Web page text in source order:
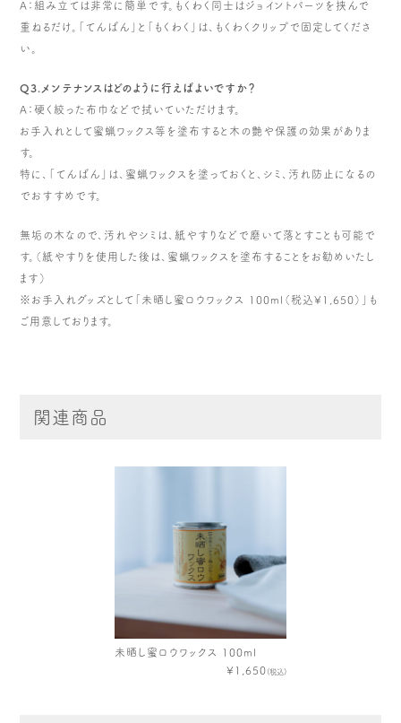
A：組み立ては非常に簡単です。もくわく同士はジョイントパーツを挟んで
重ねるだけ。「てんばん」と「もくわく」は、もくわくクリップで固定してくださ
い。
Q3.メンテナンスはどのように行えばよいですか？
A：硬く絞った布巾などで拭いていただけます。
お手入れとして蜜蝋ワックス等を塗布すると木の艶や保護の効果がありま
す。
特に、「てんばん」は、蜜蝋ワックスを塗っておくと、シミ、汚れ防止になるの
でおすすめです。
無垢の木なので、汚れやシミは、紙やすりなどで磨いて落とすことも可能で
す。（紙やすりを使用した後は、蜜蝋ワックスを塗布することをお勧めいたし
ます）
※お手入れグッズとして「未晒し蜜ロウワックス 100ml（税込¥1,650）」も
ご用意しております。
関連商品
未晒し蜜ロウワックス 100ml
¥1,650 (税込)